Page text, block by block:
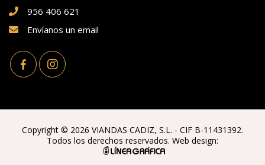
956 406 621
Envíanos un email
Copyright © 2026 VIANDAS CADIZ, S.L. - CIF B-11431392.
Todos los derechos reservados. Web design: